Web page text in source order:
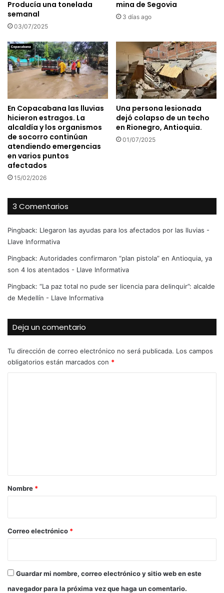
Producía una tonelada
semanal
03/07/2025
mina de Segovia
3 días ago
En Copacabana las lluvias
hicieron estragos. La
alcaldía y los organismos
de socorro continúan
atendiendo emergencias
en varios puntos
afectados
15/02/2026
Una persona lesionada
dejó colapso de un techo
en Rionegro, Antioquia.
01/07/2025
3 Comentarios
Pingback: Llegaron las ayudas para los afectados por las lluvias -
Llave Informativa
Pingback: Autoridades confirmaron “plan pistola” en Antioquia, ya
son 4 los atentados - Llave Informativa
Pingback: “La paz total no pude ser licencia para delinquir”: alcalde
de Medellín - Llave Informativa
Deja un comentario
Tu dirección de correo electrónico no será publicada. Los campos
obligatorios están marcados con *
r
*
Nombre *
Correo electrónico *
Guardar mi nombre, correo electrónico y sitio web en este
navegador para la próxima vez que haga un comentario.